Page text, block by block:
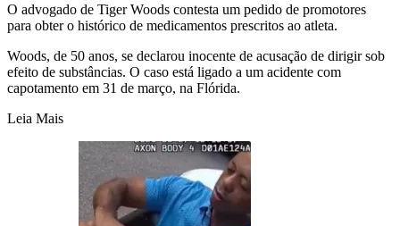
O advogado de Tiger Woods contesta um pedido de promotores
para obter o histórico de medicamentos prescritos ao atleta.
Woods, de 50 anos, se declarou inocente de acusação de dirigir sob
efeito de substâncias. O caso está ligado a um acidente com
capotamento em 31 de março, na Flórida.
Leia Mais